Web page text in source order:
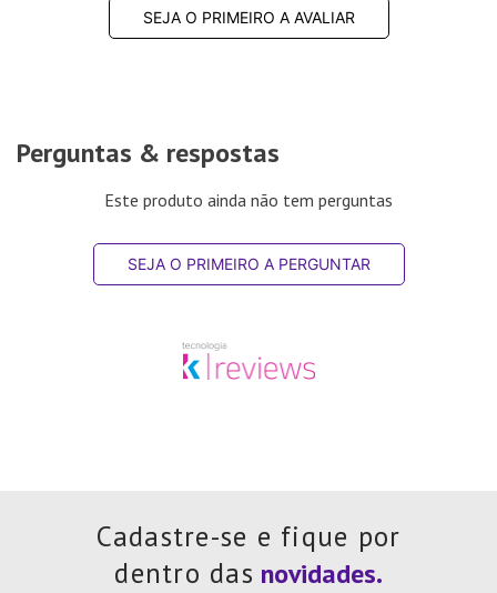
SEJA O PRIMEIRO A AVALIAR
Perguntas & respostas
Este produto ainda não tem perguntas
SEJA O PRIMEIRO A PERGUNTAR
Cadastre-se e fique por
dentro das